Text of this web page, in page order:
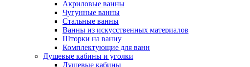
Акриловые ванны
Чугунные ванны
Стальные ванны
Ванны из искусственных материалов
Шторки на ванну
Комплектующие для ванн
Душевые кабины и уголки
Душевые кабины